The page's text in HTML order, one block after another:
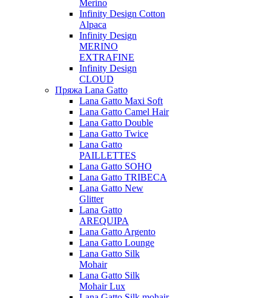
Merino
Infinity Design Cotton
Alpaca
Infinity Design
MERINO
EXTRAFINE
Infinity Design
CLOUD
Пряжа Lana Gatto
Lana Gatto Maxi Soft
Lana Gatto Camel Hair
Lana Gatto Double
Lana Gatto Twice
Lana Gatto
PAILLETTES
Lana Gatto SOHO
Lana Gatto TRIBECA
Lana Gatto New
Glitter
Lana Gatto
AREQUIPA
Lana Gatto Argento
Lana Gatto Lounge
Lana Gatto Silk
Mohair
Lana Gatto Silk
Mohair Lux